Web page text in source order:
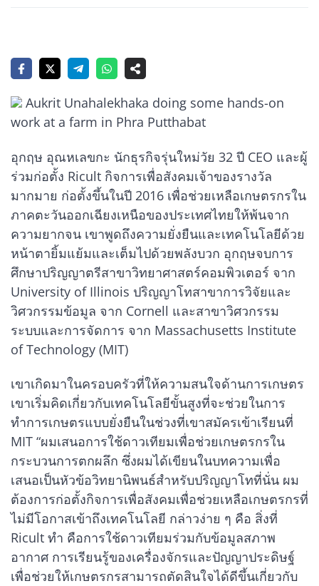
Aukrit Unahalekhaka doing some hands-on
work at a farm in Phra Putthabat
อุกฤษ อุณหเลขกะ นักธุรกิจรุ่นใหม่วัย 32 ปี CEO และผู้
ร่วมก่อตั้ง Ricult กิจการเพื่อสังคมเจ้าของรางวัล
มากมาย ก่อตั้งขึ้นในปี 2016 เพื่อช่วยเหลือเกษตรกรใน
ภาคตะวันออกเฉียงเหนือของประเทศไทยให้พ้นจาก
ความยากจน เขาพูดถึงความยั่งยืนและเทคโนโลยีด้วย
หน้าตายิ้มแย้มและเต็มไปด้วยพลังบวก อุกฤษจบการ
ศึกษาปริญญาตรีสาขาวิทยาศาสตร์คอมพิวเตอร์ จาก
University of Illinois ปริญญาโทสาขาการวิจัยและ
วิศวกรรมข้อมูล จาก Cornell และสาขาวิศวกรรม
ระบบและการจัดการ จาก Massachusetts Institute
of Technology (MIT)
เขาเกิดมาในครอบครัวที่ให้ความสนใจด้านการเกษตร
เขาเริ่มคิดเกี่ยวกับเทคโนโลยีขั้นสูงที่จะช่วยในการ
ทำการเกษตรแบบยั่งยืนในช่วงที่เขาสมัครเข้าเรียนที่
MIT “ผมเสนอการใช้ดาวเทียมเพื่อช่วยเกษตรกรใน
กระบวนการตกผลึก ซึ่งผมได้เขียนในบทความเพื่อ
เสนอเป็นหัวข้อวิทยานิพนธ์สำหรับปริญญาโทที่นั่น ผม
ต้องการก่อตั้งกิจการเพื่อสังคมเพื่อช่วยเหลือเกษตรกรที่
ไม่มีโอกาสเข้าถึงเทคโนโลยี กล่าวง่าย ๆ คือ สิ่งที่
Ricult ทำ คือการใช้ดาวเทียมร่วมกับข้อมูลสภาพ
อากาศ การเรียนรู้ของเครื่องจักรและปัญญาประดิษฐ์
เพื่อช่วยให้เกษตรกรสามารถตัดสินใจได้ดีขึ้นเกี่ยวกับ